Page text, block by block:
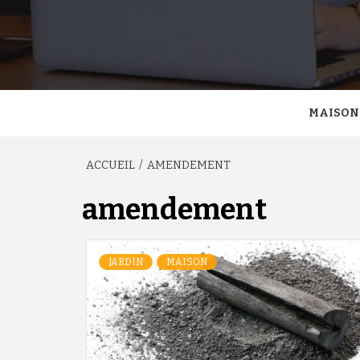
MAISON
ACCUEIL AMENDEMENT
amendement
JARDIN MAISON